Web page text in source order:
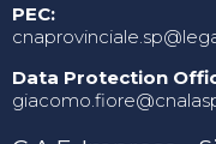
PEC:
Data Protection